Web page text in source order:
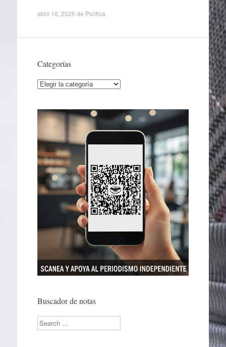
abril 16, 2026 de Política
Categorías
Categorías
Buscador de notas
Search